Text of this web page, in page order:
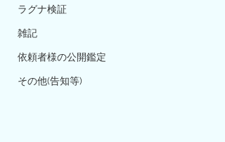
ラグナ検証
雑記
依頼者様の公開鑑定
その他(告知等)